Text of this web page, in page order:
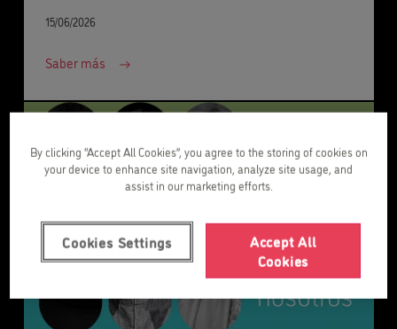
15/06/2026
Saber más
By clicking “Accept All Cookies”, you agree to the storing of cookies on
your device to enhance site navigation, analyze site usage, and
assist in our marketing efforts.
Accept All
Cookies
Cookies Settings